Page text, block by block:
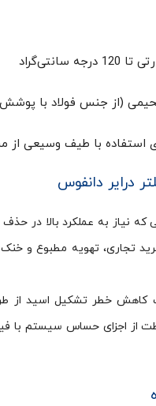
سانتی‌گراد
(از جنس فولاد با
استفاده با طیف وسیعی از
درایر دانفوس
که نیاز به عملکرد بالا در
تجاری، تهویه مطبوع و
کاهش خطر تشکیل اسید از
از اجزای حساس سیستم با